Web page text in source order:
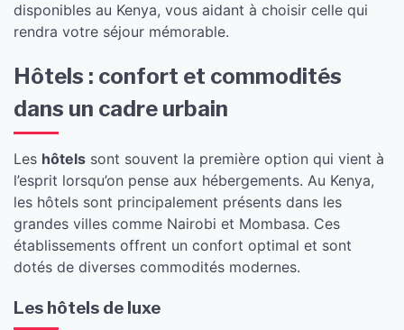
disponibles au Kenya, vous aidant à choisir celle qui
rendra votre séjour mémorable.
Hôtels : confort et commodités
dans un cadre urbain
Les hôtels sont souvent la première option qui vient à
l’esprit lorsqu’on pense aux hébergements. Au Kenya,
les hôtels sont principalement présents dans les
grandes villes comme Nairobi et Mombasa. Ces
établissements offrent un confort optimal et sont
dotés de diverses commodités modernes.
Les hôtels de luxe